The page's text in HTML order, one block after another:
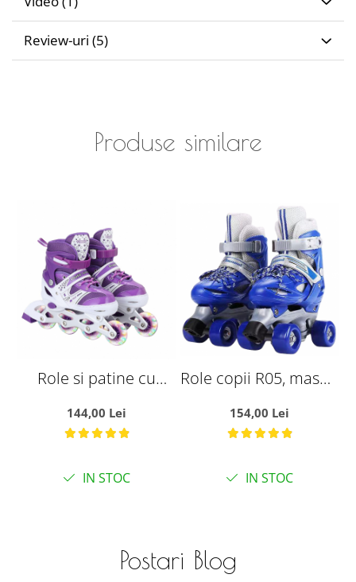
Review-uri (5)
Produse similare
Role si patine cu
roti silicon cu lumini,
masuri reglabile 31 -
144,00 Lei
IN STOC
Role copii R05, masuri
albastru, S
154,00 Lei
IN STOC
Postari Blog